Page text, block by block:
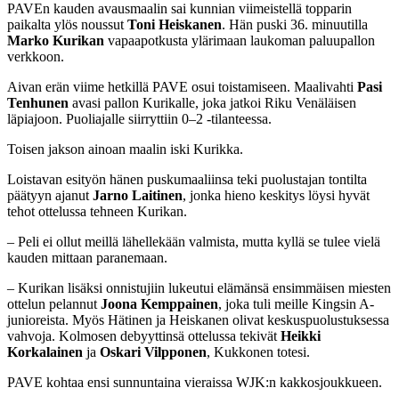
PAVEn kauden avausmaalin sai kunnian viimeistellä topparin
paikalta ylös noussut Toni Heiskanen. Hän puski 36. minuutilla
Marko Kurikan vapaapotkusta ylärimaan laukoman paluupallon
verkkoon.
Aivan erän viime hetkillä PAVE osui toistamiseen. Maalivahti Pasi
Tenhunen avasi pallon Kurikalle, joka jatkoi Riku Venäläisen
läpiajoon. Puoliajalle siirryttiin 0–2 -tilanteessa.
Toisen jakson ainoan maalin iski Kurikka.
Loistavan esityön hänen puskumaaliinsa teki puolustajan tontilta
päätyyn ajanut Jarno Laitinen, jonka hieno keskitys löysi hyvät
tehot ottelussa tehneen Kurikan.
– Peli ei ollut meillä lähellekään valmista, mutta kyllä se tulee vielä
kauden mittaan paranemaan.
– Kurikan lisäksi onnistujiin lukeutui elämänsä ensimmäisen miesten
ottelun pelannut Joona Kemppainen, joka tuli meille Kingsin A-
junioreista. Myös Hätinen ja Heiskanen olivat keskuspuolustuksessa
vahvoja. Kolmosen debyyttinsä ottelussa tekivät Heikki
Korkalainen ja Oskari Vilpponen, Kukkonen totesi.
PAVE kohtaa ensi sunnuntaina vieraissa WJK:n kakkosjoukkueen.